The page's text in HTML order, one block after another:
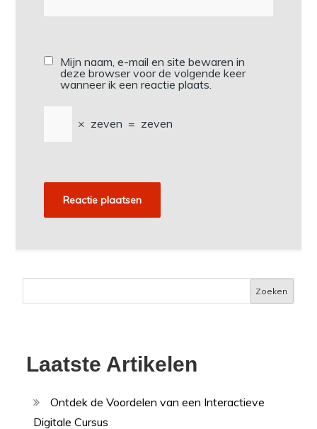
Mijn naam, e-mail en site bewaren in
deze browser voor de volgende keer
wanneer ik een reactie plaats.
× zeven = zeven
Zoeken
Laatste Artikelen
Ontdek de Voordelen van een Interactieve
Digitale Cursus